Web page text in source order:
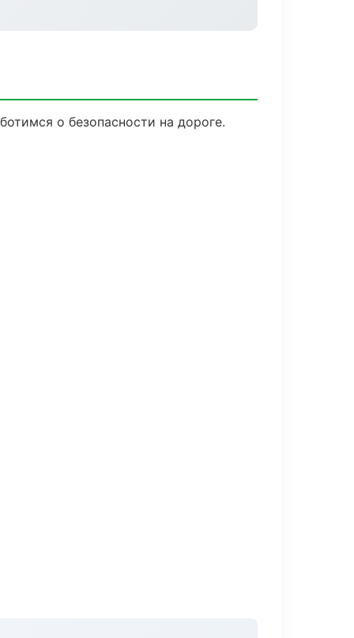
о безопасности на дороге.